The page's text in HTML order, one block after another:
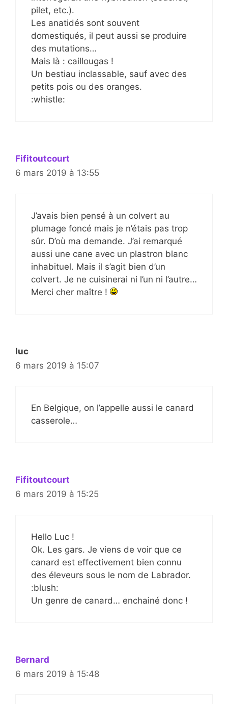
pilet, etc.).
Les anatidés sont souvent
domestiqués, il peut aussi se produire
des mutations…
Mais là : caillougas !
Un bestiau inclassable, sauf avec des
petits pois ou des oranges.
:whistle:
Fifitoutcourt
6 mars 2019 à 13:55
J’avais bien pensé à un colvert au
plumage foncé mais je n’étais pas trop
sûr. D’où ma demande. J’ai remarqué
aussi une cane avec un plastron blanc
inhabituel. Mais il s’agit bien d’un
colvert. Je ne cuisinerai ni l’un ni l’autre…
Merci cher maître !
luc
6 mars 2019 à 15:07
En Belgique, on l’appelle aussi le canard
casserole…
Fifitoutcourt
6 mars 2019 à 15:25
Hello Luc !
Ok. Les gars. Je viens de voir que ce
canard est effectivement bien connu
des éleveurs sous le nom de Labrador.
:blush:
Un genre de canard… enchainé donc !
Bernard
6 mars 2019 à 15:48